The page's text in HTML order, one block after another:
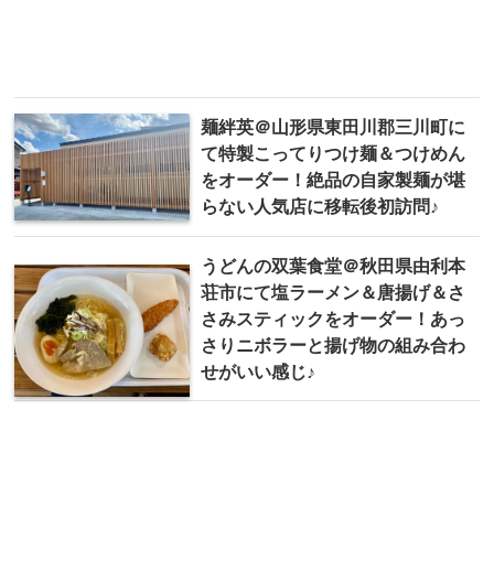
麺絆英＠山形県東田川郡三川町に
て特製こってりつけ麺＆つけめん
をオーダー！絶品の自家製麺が堪
らない人気店に移転後初訪問♪
うどんの双葉食堂＠秋田県由利本
荘市にて塩ラーメン＆唐揚げ＆さ
さみスティックをオーダー！あっ
さりニボラーと揚げ物の組み合わ
せがいい感じ♪